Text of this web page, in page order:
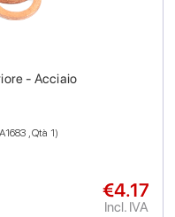
- Acciaio
, Qtà 1)
€4.17
Incl. IVA